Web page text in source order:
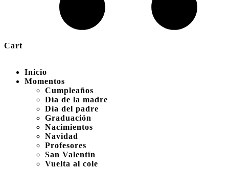
Cart
Inicio
Momentos
Cumpleaños
Día de la madre
Día del padre
Graduación
Nacimientos
Navidad
Profesores
San Valentín
Vuelta al cole